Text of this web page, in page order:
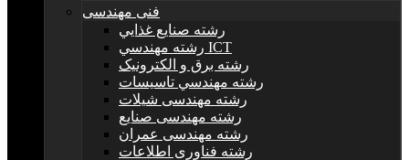
فنی مهندسی
رشته صنايع غذايي
رشته مهندسي ICT
رشته برق و الکترونيک
رشته مهندسي تاسيسات
رشته مهندسی شیلات
رشته مهندسی صنایع
رشته مهندسی عمران
رشته فناوری اطلاعات